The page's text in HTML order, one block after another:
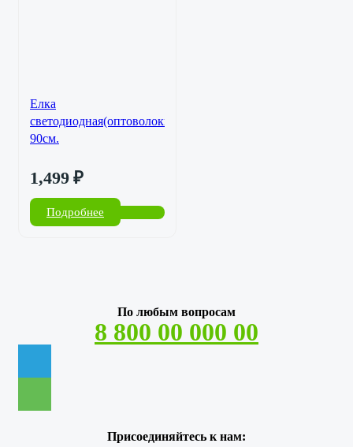
Елка
светодиодная(оптоволокно)
90см.
1,499 ₽
Подробнее
По любым вопросам
8 800 00 000 00
Присоединяйтесь к нам: